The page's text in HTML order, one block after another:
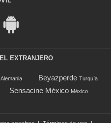
EXTRANJERO
Alemania Beyazperde Turquía
Sensacine México México